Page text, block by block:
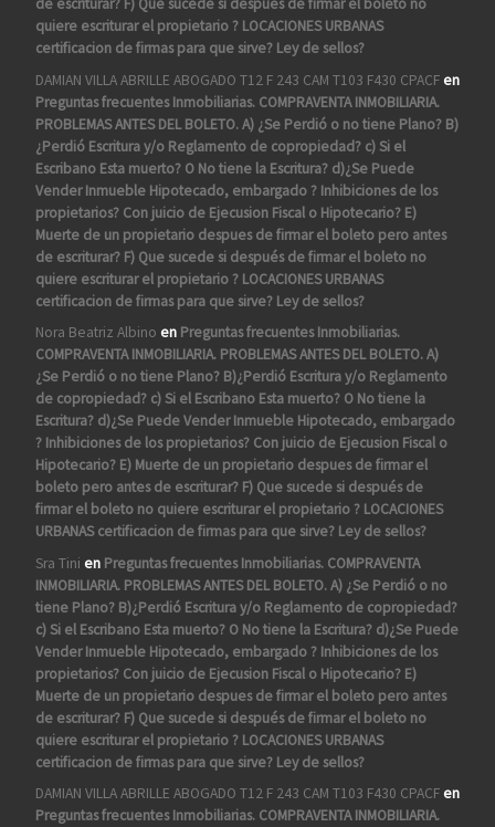
de escriturar? F) Que sucede si después de firmar el boleto no
quiere escriturar el propietario ? LOCACIONES URBANAS
certificacion de firmas para que sirve? Ley de sellos?
DAMIAN VILLA ABRILLE ABOGADO T12 F 243 CAM T103 F430 CPACFen
Preguntas frecuentes Inmobiliarias. COMPRAVENTA INMOBILIARIA.
PROBLEMAS ANTES DEL BOLETO. A) ¿Se Perdió o no tiene Plano? B)
¿Perdió Escritura y/o Reglamento de copropiedad? c) Si el
Escribano Esta muerto? O No tiene la Escritura? d)¿Se Puede
Vender Inmueble Hipotecado, embargado ? Inhibiciones de los
propietarios? Con juicio de Ejecusion Fiscal o Hipotecario? E)
Muerte de un propietario despues de firmar el boleto pero antes
de escriturar? F) Que sucede si después de firmar el boleto no
quiere escriturar el propietario ? LOCACIONES URBANAS
certificacion de firmas para que sirve? Ley de sellos?
Nora Beatriz Albino en Preguntas frecuentes Inmobiliarias.
COMPRAVENTA INMOBILIARIA. PROBLEMAS ANTES DEL BOLETO. A)
¿Se Perdió o no tiene Plano? B)¿Perdió Escritura y/o Reglamento
de copropiedad? c) Si el Escribano Esta muerto? O No tiene la
Escritura? d)¿Se Puede Vender Inmueble Hipotecado, embargado
? Inhibiciones de los propietarios? Con juicio de Ejecusion Fiscal o
Hipotecario? E) Muerte de un propietario despues de firmar el
boleto pero antes de escriturar? F) Que sucede si después de
firmar el boleto no quiere escriturar el propietario ? LOCACIONES
URBANAS certificacion de firmas para que sirve? Ley de sellos?
Sra Tini en Preguntas frecuentes Inmobiliarias. COMPRAVENTA
INMOBILIARIA. PROBLEMAS ANTES DEL BOLETO. A) ¿Se Perdió o no
tiene Plano? B)¿Perdió Escritura y/o Reglamento de copropiedad?
c) Si el Escribano Esta muerto? O No tiene la Escritura? d)¿Se Puede
Vender Inmueble Hipotecado, embargado ? Inhibiciones de los
propietarios? Con juicio de Ejecusion Fiscal o Hipotecario? E)
Muerte de un propietario despues de firmar el boleto pero antes
de escriturar? F) Que sucede si después de firmar el boleto no
quiere escriturar el propietario ? LOCACIONES URBANAS
certificacion de firmas para que sirve? Ley de sellos?
DAMIAN VILLA ABRILLE ABOGADO T12 F 243 CAM T103 F430 CPACFen
Preguntas frecuentes Inmobiliarias. COMPRAVENTA INMOBILIARIA.